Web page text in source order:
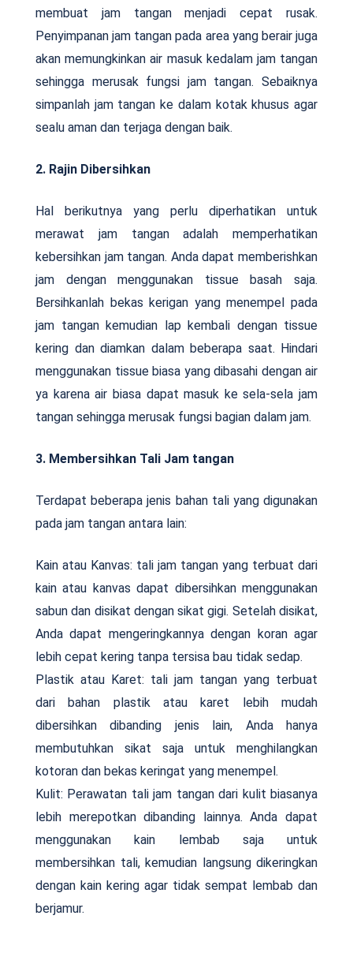
membuat jam tangan menjadi cepat rusak.
Penyimpanan jam tangan pada area yang berair juga
akan memungkinkan air masuk kedalam jam tangan
sehingga merusak fungsi jam tangan. Sebaiknya
simpanlah jam tangan ke dalam kotak khusus agar
sealu aman dan terjaga dengan baik.
2. Rajin Dibersihkan
Hal berikutnya yang perlu diperhatikan untuk
merawat jam tangan adalah memperhatikan
kebersihkan jam tangan. Anda dapat memberishkan
jam dengan menggunakan tissue basah saja.
Bersihkanlah bekas kerigan yang menempel pada
jam tangan kemudian lap kembali dengan tissue
kering dan diamkan dalam beberapa saat. Hindari
menggunakan tissue biasa yang dibasahi dengan air
ya karena air biasa dapat masuk ke sela-sela jam
tangan sehingga merusak fungsi bagian dalam jam.
3. Membersihkan Tali Jam tangan
Terdapat beberapa jenis bahan tali yang digunakan
pada jam tangan antara lain:
Kain atau Kanvas: tali jam tangan yang terbuat dari
kain atau kanvas dapat dibersihkan menggunakan
sabun dan disikat dengan sikat gigi. Setelah disikat,
Anda dapat mengeringkannya dengan koran agar
lebih cepat kering tanpa tersisa bau tidak sedap.
Plastik atau Karet: tali jam tangan yang terbuat
dari bahan plastik atau karet lebih mudah
dibersihkan dibanding jenis lain, Anda hanya
membutuhkan sikat saja untuk menghilangkan
kotoran dan bekas keringat yang menempel.
Kulit: Perawatan tali jam tangan dari kulit biasanya
lebih merepotkan dibanding lainnya. Anda dapat
menggunakan kain lembab saja untuk
membersihkan tali, kemudian langsung dikeringkan
dengan kain kering agar tidak sempat lembab dan
berjamur.